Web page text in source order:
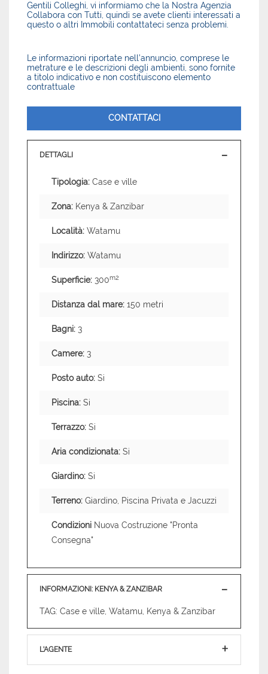
Gentili Colleghi, vi informiamo che la Nostra Agenzia
Collabora con Tutti, quindi se avete clienti interessati a
questo o altri Immobili contattateci senza problemi.
Le informazioni riportate nell’annuncio, comprese le
metrature e le descrizioni degli ambienti, sono fornite
a titolo indicativo e non costituiscono elemento
contrattuale
CONTATTACI
DETTAGLI
Tipologia: Case e ville
Zona: Kenya & Zanzibar
Località: Watamu
Indirizzo: Watamu
Superficie: 300m2
Distanza dal mare: 150 metri
Bagni: 3
Camere: 3
Posto auto: Si
Piscina: Si
Terrazzo: Si
Aria condizionata: Si
Giardino: Si
Terreno: Giardino, Piscina Privata e Jacuzzi
Condizioni Nuova Costruzione "Pronta
Consegna"
INFORMAZIONI: KENYA & ZANZIBAR
TAG: Case e ville, Watamu, Kenya & Zanzibar
L'AGENTE